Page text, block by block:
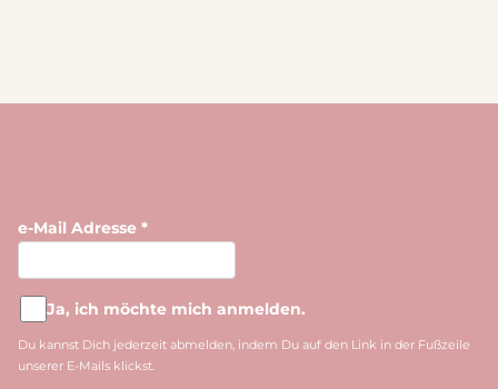
e-Mail Adresse *
Ja, ich möchte mich anmelden.
Du kannst Dich jederzeit abmelden, indem Du auf den Link in der Fußzeile
unserer E-Mails klickst.